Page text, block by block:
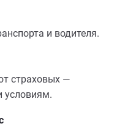
и водителя.
страховых —
условиям.